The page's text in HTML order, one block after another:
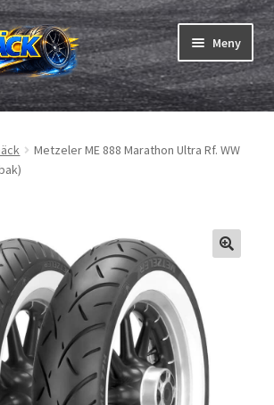
Meny
Metzeler ME 888 Marathon Ultra Rf. WW